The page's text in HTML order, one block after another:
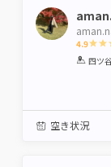
4.9
1 2
四ツ
空き状況